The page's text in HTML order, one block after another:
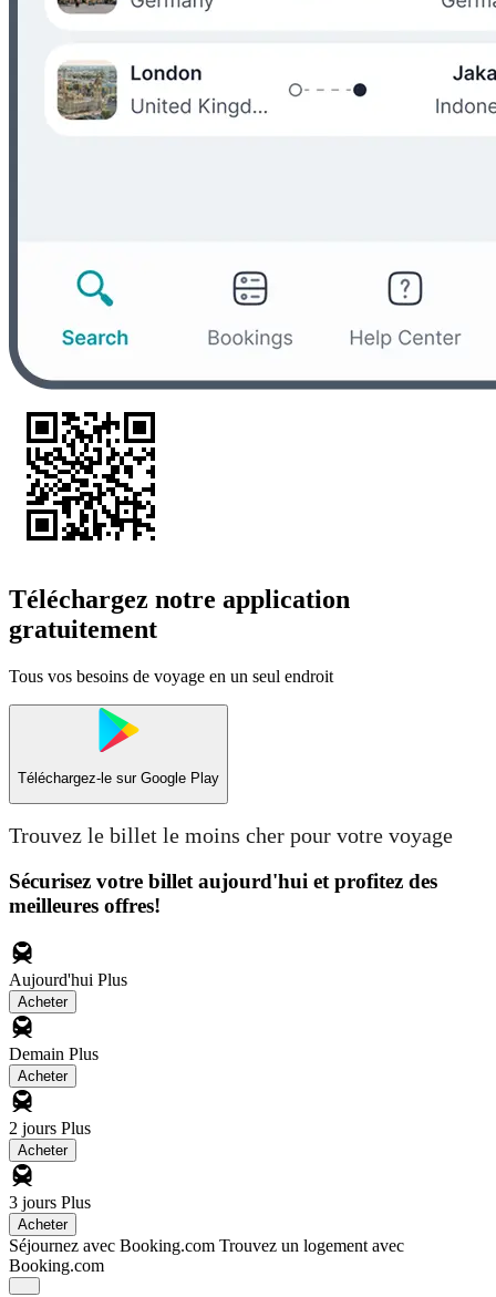
Téléchargez notre application
gratuitement
Tous vos besoins de voyage en un seul endroit
Téléchargez-le sur Google Play
Trouvez le billet le moins cher pour votre voyage
Sécurisez votre billet aujourd'hui et profitez des
meilleures offres!
Aujourd'hui Plus
Acheter
Demain Plus
Acheter
2 jours Plus
Acheter
3 jours Plus
Acheter
Séjournez avec Booking.com Trouvez un logement avec
Booking.com